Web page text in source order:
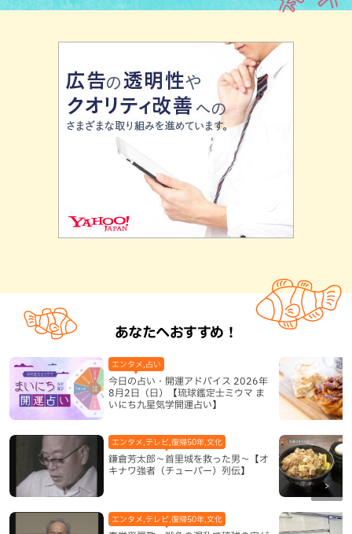
あなたへおすすめ！
今日の占い・開運アドバイス 2026年
8月2日（日）【琉球鑑定士ミウマ ま
いにち九星気学開運占い】
エンタメ,占い
鎌倉芳太郎～首里城を救った男～【オ
キナワ強者（チューバー）列伝】
エンタメ,テレビ,復帰50年,文化
エンタメ,テレビ,復帰50年,文化